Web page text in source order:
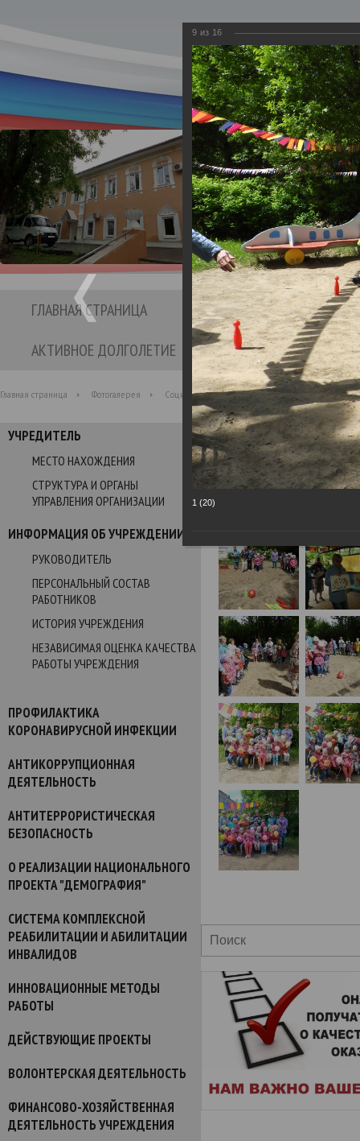
Департамент
Бюджетное
ГЛАВНАЯ СТРАНИЦА
СТРУКТУРА УЧРЕЖДЕНИЯ
АКТИВНОЕ ДОЛГОЛЕТИЕ
ОТЗЫВЫ И
Главная страница Фотогалерея Социальная акция ко Дню защиты детей
УЧРЕДИТЕЛЬ
МЕСТО НАХОЖДЕНИЯ
СТРУКТУРА И ОРГАНЫ
УПРАВЛЕНИЯ ОРГАНИЗАЦИИ
ИНФОРМАЦИЯ ОБ УЧРЕЖДЕНИИ
РУКОВОДИТЕЛЬ
ПЕРСОНАЛЬНЫЙ СОСТАВ
РАБОТНИКОВ
ИСТОРИЯ УЧРЕЖДЕНИЯ
НЕЗАВИСИМАЯ ОЦЕНКА КАЧЕСТВА
РАБОТЫ УЧРЕЖДЕНИЯ
ПРОФИЛАКТИКА
КОРОНАВИРУСНОЙ ИНФЕКЦИИ
АНТИКОРРУПЦИОННАЯ
ДЕЯТЕЛЬНОСТЬ
АНТИТЕРРОРИСТИЧЕСКАЯ
БЕЗОПАСНОСТЬ
О РЕАЛИЗАЦИИ НАЦИОНАЛЬНОГО
ПРОЕКТА "ДЕМОГРАФИЯ"
СИСТЕМА КОМПЛЕКСНОЙ
РЕАБИЛИТАЦИИ И АБИЛИТАЦИИ
ИНВАЛИДОВ
ИННОВАЦИОННЫЕ МЕТОДЫ
РАБОТЫ
ДЕЙСТВУЮЩИЕ ПРОЕКТЫ
ВОЛОНТЕРСКАЯ ДЕЯТЕЛЬНОСТЬ
ФИНАНСОВО-ХОЗЯЙСТВЕННАЯ
ДЕЯТЕЛЬНОСТЬ УЧРЕЖДЕНИЯ
Фотогалерея
Социальная акция ко
9 из 16
1 (20)